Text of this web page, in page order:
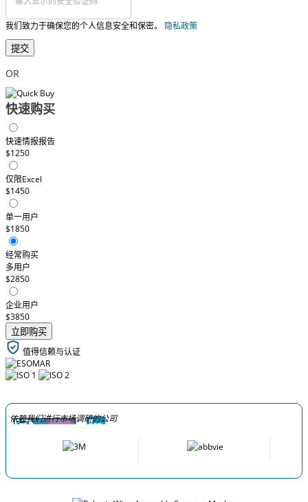
我们致力于确保您的个人信息安全和保密。 隐私政策
提交
OR
快速购买
快速情报报告
$1250
仅限Excel
$1450
单一用户
$1850
经常购买
多用户
$2850
企业用户
$3850
立即购买
值得信赖与认证
依赖我们进行市场调研的公司